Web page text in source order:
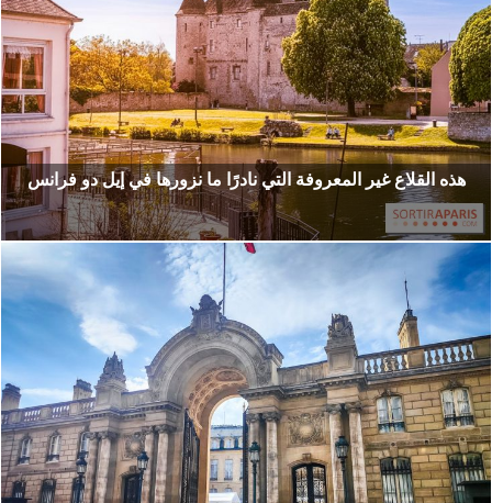
هذه القلاع غير المعروفة التي نادرًا ما نزورها في إيل دو فرانس